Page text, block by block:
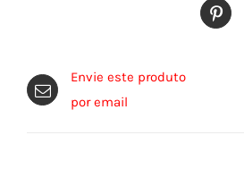
Envie este produto
por email